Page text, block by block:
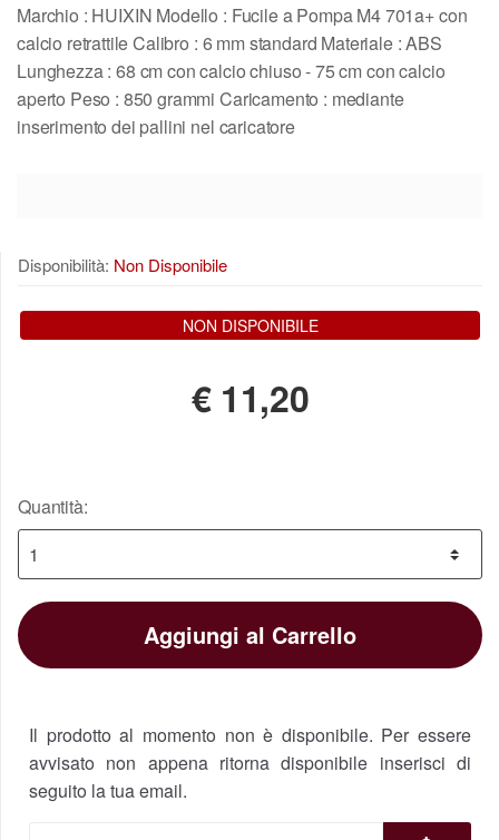
Marchio : HUIXIN Modello : Fucile a Pompa M4 701a+ con
calcio retrattile Calibro : 6 mm standard Materiale : ABS
Lunghezza : 68 cm con calcio chiuso - 75 cm con calcio
aperto Peso : 850 grammi Caricamento : mediante
inserimento dei pallini nel caricatore
Disponibilità: Non Disponibile
NON DISPONIBILE
€ 11,20
Quantità:
Aggiungi al Carrello
Il prodotto al momento non è disponibile. Per essere
avvisato non appena ritorna disponibile inserisci di
seguito la tua email.